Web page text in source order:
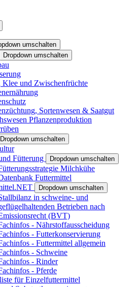
umschalten
Dropdown umschalten
Klee und Zwischenfrüchte
Sortenwesen & Saatgut
Pflanzenproduktion
Dropdown umschalten
Fütterung
Dropdown umschalten
Milchkühe
Futtermittel
Dropdown umschalten
in schweine- und
Betrieben nach
(BVT)
- Nährstoffausscheidung
- Futterkonservierung
- Futtermittel allgemein
- Schweine
- Rinder
- Pferde
für Einzelfuttermittel